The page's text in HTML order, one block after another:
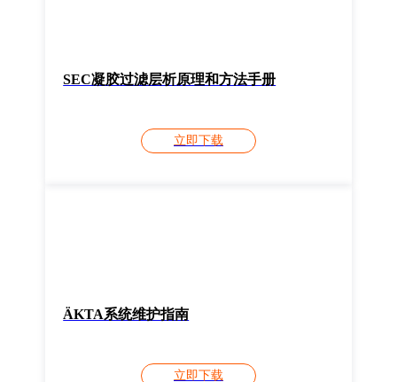
SEC凝胶过滤层析原理和方法手册
立即下载
ÄKTA系统维护指南
立即下载